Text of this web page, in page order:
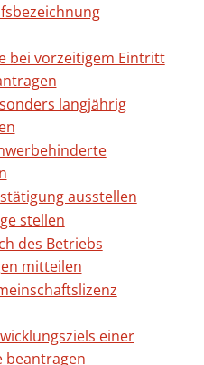
bei vorzeitigem Eintritt
langjährig
ausstellen
stellen
des Betriebs
mitteilen
einer
beantragen